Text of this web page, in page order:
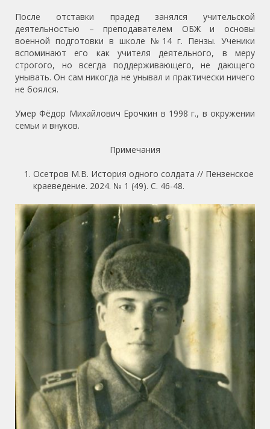
После отставки прадед занялся учительской
деятельностью – преподавателем ОБЖ и основы
военной подготовки в школе №14 г. Пензы. Ученики
вспоминают его как учителя деятельного, в меру
строгого, но всегда поддерживающего, не дающего
унывать. Он сам никогда не унывал и практически ничего
не боялся.
Умер Фёдор Михайлович Ерочкин в 1998 г., в окружении
семьи и внуков.
Примечания
Осетров М.В. История одного солдата // Пензенское
краеведение. 2024. № 1 (49). С. 46-48.